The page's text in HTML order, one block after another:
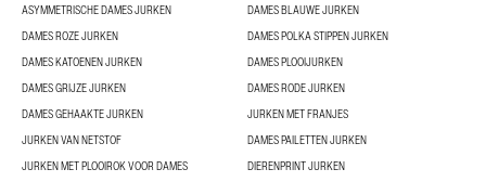
ASYMMETRISCHE DAMES JURKEN
DAMES BLAUWE JURKEN
DAMES ROZE JURKEN
DAMES POLKA STIPPEN JURKEN
DAMES KATOENEN JURKEN
DAMES PLOOIJURKEN
DAMES GRIJZE JURKEN
DAMES RODE JURKEN
DAMES GEHAAKTE JURKEN
JURKEN MET FRANJES
JURKEN VAN NETSTOF
DAMES PAILETTEN JURKEN
JURKEN MET PLOOIROK VOOR DAMES
DIERENPRINT JURKEN